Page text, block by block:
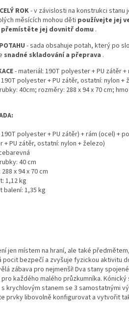
ROK- v závislosti na konstrukci
měsících mohou děti používejte jej
přemístěte jej dovnitř domu .
- sada obsahuje potah, který po
snadné skladování a přeprava .
- materiál: 190T polyester + PU zátěr
polyester + PU zátěr, ostatní: nylon +
40cm; rozměry: 288 x 94 x 70 cm;
polyester + PU zátěr) + rám (ocel) +
+ PU zátěr, ostatní: nylon + železo)
40 cm
x 94 x 70 cm
1,12 kg
balení: 1,35 kg
jen místem na hraní, ale také
pocit bezpečí a zvyšuje fyzickou aktivitu
zábava pro nejmenší! Dva stany
každého malého průzkumníka.
krychlovým stanem se 3 samostatnými
prvky libovolně konfigurovat a vytvořit